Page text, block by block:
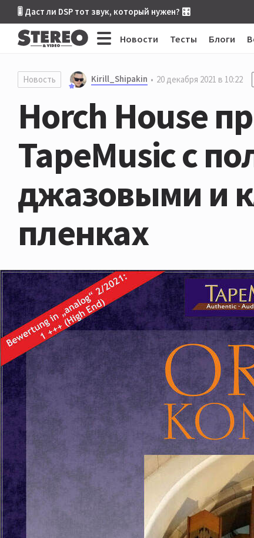
🎚 Даст ли DSP тот звук, который нужен? 🎛
Новости Тесты Блоги
Новость Kirill_Shipakin 20 декабря 2021 в 10:22
Horch House
TapeMusic с
джазовыми и
пленках